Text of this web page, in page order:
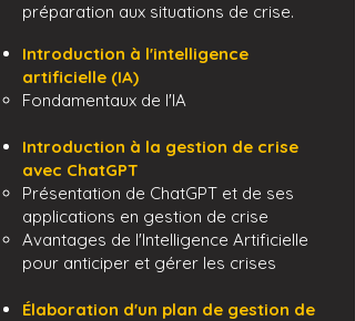
préparation aux situations de crise.
Introduction à l'intelligence
artificielle (IA)
Fondamentaux de l'IA
Introduction à la gestion de crise
avec ChatGPT
Présentation de ChatGPT et de ses
applications en gestion de crise
Avantages de l'Intelligence Artificielle
pour anticiper et gérer les crises
Élaboration d'un plan de gestion de